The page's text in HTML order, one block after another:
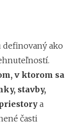
ako
v ktorom sa
stavby,
a
časti